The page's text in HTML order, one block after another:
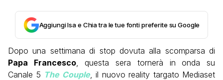
Aggiungi Isa e Chia tra le tue fonti preferite su Google
Dopo una settimana di stop dovuta alla scomparsa di
Papa Francesco, questa sera tornerà in onda su
Canale 5 The Couple, il nuovo reality targato Mediaset